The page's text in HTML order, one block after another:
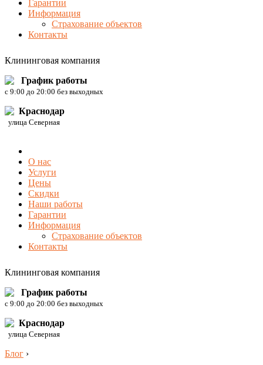
Гарантии
Информация
Страхование объектов
Контакты
Клининговая компания
График работы
c 9:00 до 20:00 без выходных
Краснодар
улица Северная
О нас
Услуги
Цены
Скидки
Наши работы
Гарантии
Информация
Страхование объектов
Контакты
Клининговая компания
График работы
c 9:00 до 20:00 без выходных
Краснодар
улица Северная
Блог ›